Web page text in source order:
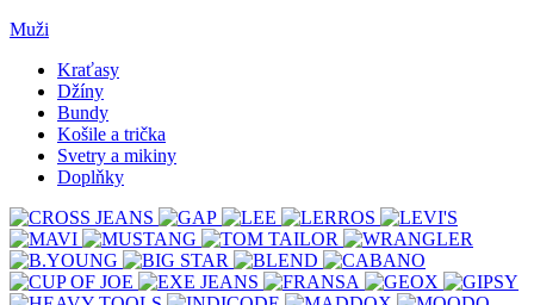
Muži
Kraťasy
Džíny
Bundy
Košile a trička
Svetry a mikiny
Doplňky